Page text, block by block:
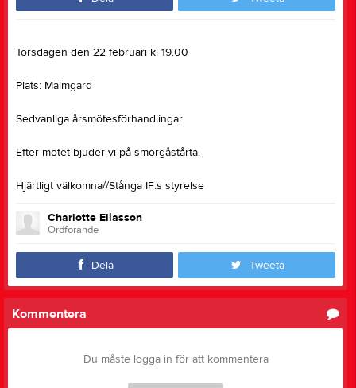
Torsdagen den 22 februari kl 19.00
Plats: Malmgard
Sedvanliga årsmötesförhandlingar
Efter mötet bjuder vi på smörgåstårta.
Hjärtligt välkomna//Stånga IF:s styrelse
Charlotte Eliasson
Ordförande
Dela Tweeta
Kommentera
Du måste logga in för att kommentera